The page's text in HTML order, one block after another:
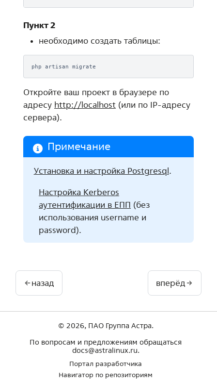
Пункт 2
необходимо создать таблицы:
php artisan
Откройте ваш проект в браузере по
адресу http://localhost (или по IP-адресу
сервера).
Примечание
Установка и настройка Postgresql
Настройка Kerberos
аутентификации в ЕПП (без
использования username и
password).
назад вперёд
© 2026, ПАО Группа Астра.
По вопросам и предложениям обращаться
docs@astralinux.ru.
Портал разработчика
Навигатор по репозиториям